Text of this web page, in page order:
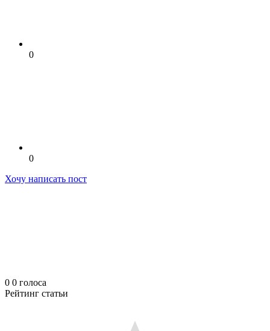
0
0
Хочу написать пост
0 0 голоса
Рейтинг статьи